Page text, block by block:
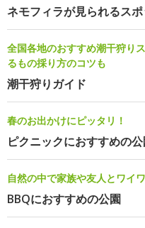
ネモフィラが見られるスポ
全国各地のおすすめ潮干狩り
るもの採り方のコツも
潮干狩りガイド
春のお出かけにピッタリ！
ピクニックにおすすめの
自然の中で家族や友人とワイ
BBQにおすすめの公園